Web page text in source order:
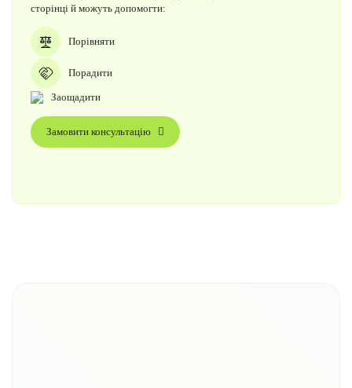
сторінці й можуть допомогти:
Порівняти
Порадити
Заощадити
Замовити консультацію